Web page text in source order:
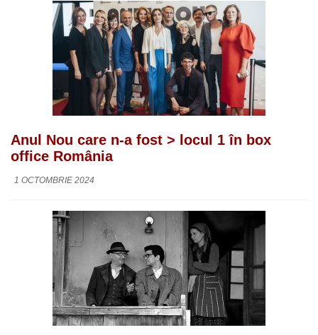
Anul Nou care n-a fost > locul 1 în box
office România
1 OCTOMBRIE 2024